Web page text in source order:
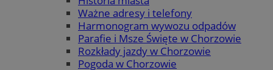
Ważne adresy i telefony
Harmonogram wywozu odpadów
Parafie i Msze Święte w Chorzowie
Rozkłady jazdy w Chorzowie
Pogoda w Chorzowie